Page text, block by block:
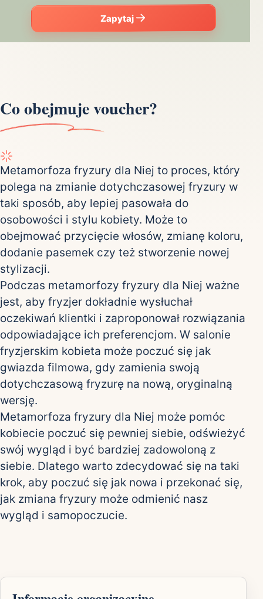
Zapytaj
Co obejmuje voucher?
Metamorfoza fryzury dla Niej to proces, który
polega na zmianie dotychczasowej fryzury w
taki sposób, aby lepiej pasowała do
osobowości i stylu kobiety. Może to
obejmować przycięcie włosów, zmianę koloru,
dodanie pasemek czy też stworzenie nowej
stylizacji.
Podczas metamorfozy fryzury dla Niej ważne
jest, aby fryzjer dokładnie wysłuchał
oczekiwań klientki i zaproponował rozwiązania
odpowiadające ich preferencjom. W salonie
fryzjerskim kobieta może poczuć się jak
gwiazda filmowa, gdy zamienia swoją
dotychczasową fryzurę na nową, oryginalną
wersję.
Metamorfoza fryzury dla Niej może pomóc
kobiecie poczuć się pewniej siebie, odświeżyć
swój wygląd i być bardziej zadowoloną z
siebie. Dlatego warto zdecydować się na taki
krok, aby poczuć się jak nowa i przekonać się,
jak zmiana fryzury może odmienić nasz
wygląd i samopoczucie.